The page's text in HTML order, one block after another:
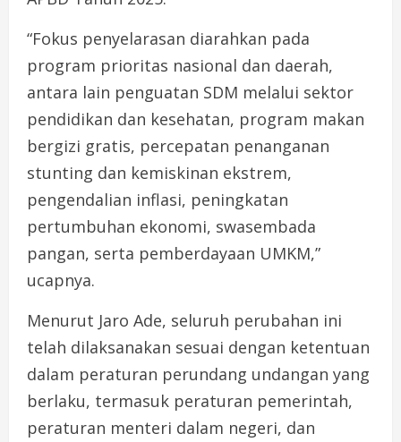
“Fokus penyelarasan diarahkan pada
program prioritas nasional dan daerah,
antara lain penguatan SDM melalui sektor
pendidikan dan kesehatan, program makan
bergizi gratis, percepatan penanganan
stunting dan kemiskinan ekstrem,
pengendalian inflasi, peningkatan
pertumbuhan ekonomi, swasembada
pangan, serta pemberdayaan UMKM,”
ucapnya.
Menurut Jaro Ade, seluruh perubahan ini
telah dilaksanakan sesuai dengan ketentuan
dalam peraturan perundang undangan yang
berlaku, termasuk peraturan pemerintah,
peraturan menteri dalam negeri, dan